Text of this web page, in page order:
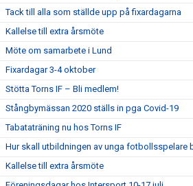
Tack till alla som ställde upp på fixardagarna
Kallelse till extra årsmöte
Möte om samarbete i Lund
Fixardagar 3-4 oktober
Stötta Torns IF – Bli medlem!
Stångbymässan 2020 ställs in pga Covid-19
Tabataträning nu hos Torns IF
Hur skall utbildningen av unga fotbollsspelare
Kallelse till extra årsmöte